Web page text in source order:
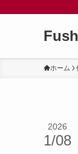
ホーム
2026
1/08